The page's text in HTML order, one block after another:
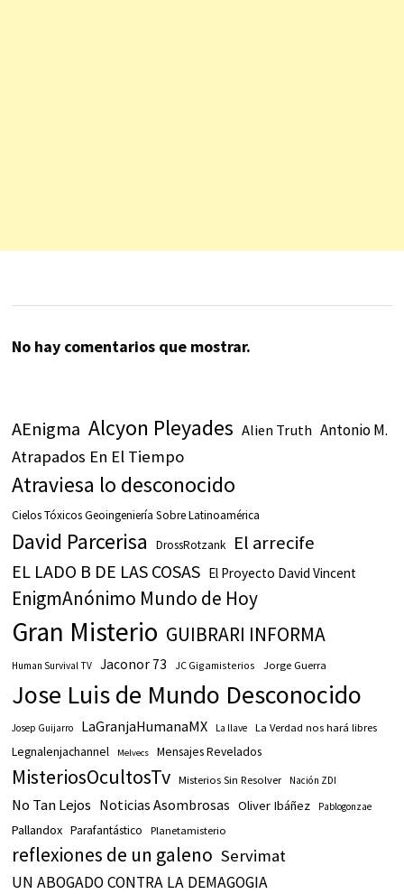
No hay comentarios que mostrar.
AEnigma Alcyon Pleyades Alien Truth Antonio M.
Atrapados En El Tiempo
Atraviesa lo desconocido
Cielos Tóxicos Geoingeniería Sobre Latinoamérica
David Parcerisa DrossRotzank El arrecife
EL LADO B DE LAS COSAS El Proyecto David Vincent
EnigmAnónimo Mundo de Hoy
Gran Misterio GUIBRARI INFORMA
Human Survival TV Jaconor 73 JC Gigamisterios Jorge Guerra
Jose Luis de Mundo Desconocido
Josep Guijarro LaGranjaHumanaMX La llave La Verdad nos hará libres
Legnalenjachannel Melvecs Mensajes Revelados
MisteriosOcultosTv Misterios Sin Resolver Nación ZDI
No Tan Lejos Noticias Asombrosas Oliver Ibáñez Pablogonzae
Pallandox Parafantástico Planetamisterio
reflexiones de un galeno Servimat
UN ABOGADO CONTRA LA DEMAGOGIA